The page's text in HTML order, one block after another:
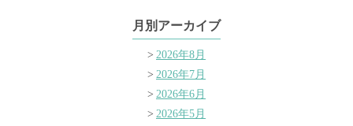
月別アーカイブ
2026年8月
2026年7月
2026年6月
2026年5月